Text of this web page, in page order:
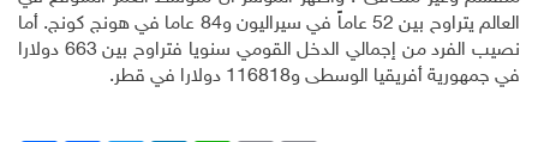
العالم يتراوح بين 52 عاماً في سيراليون و84 عاما في هونج كونج. أما
نصيب الفرد من إجمالي الدخل القومي سنويا فتراوح بين 663 دولارا
في جمهورية أفريقيا الوسطى و116818 دولارا في قطر.